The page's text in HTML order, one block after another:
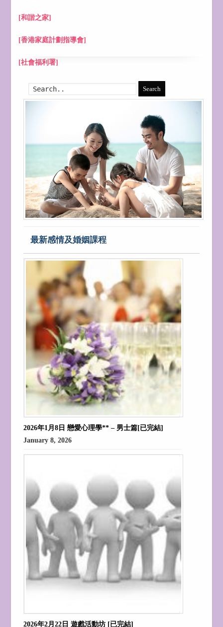
[和諧之家]
[香港家庭計劃指導會]
[社會福利署]
Search
最新感情及婚姻課程
2026年1月8日 戀愛心理學** – 男士篇[已完結]
January 8, 2026
2026年2月22日 遊戲活動坊 [已完結]